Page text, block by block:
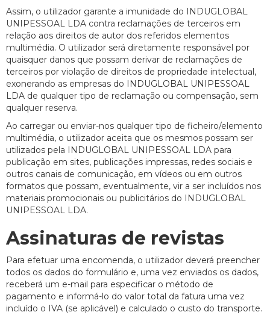
Assim, o utilizador garante a imunidade do INDUGLOBAL
UNIPESSOAL LDA contra reclamações de terceiros em
relação aos direitos de autor dos referidos elementos
multimédia. O utilizador será diretamente responsável por
quaisquer danos que possam derivar de reclamações de
terceiros por violação de direitos de propriedade intelectual,
exonerando as empresas do INDUGLOBAL UNIPESSOAL
LDA de qualquer tipo de reclamação ou compensação, sem
qualquer reserva.
Ao carregar ou enviar-nos qualquer tipo de ficheiro/elemento
multimédia, o utilizador aceita que os mesmos possam ser
utilizados pela INDUGLOBAL UNIPESSOAL LDA para
publicação em sites, publicações impressas, redes sociais e
outros canais de comunicação, em vídeos ou em outros
formatos que possam, eventualmente, vir a ser incluídos nos
materiais promocionais ou publicitários do INDUGLOBAL
UNIPESSOAL LDA.
Assinaturas de revistas
Para efetuar uma encomenda, o utilizador deverá preencher
todos os dados do formulário e, uma vez enviados os dados,
receberá um e-mail para especificar o método de
pagamento e informá-lo do valor total da fatura uma vez
incluído o IVA (se aplicável) e calculado o custo do transporte.